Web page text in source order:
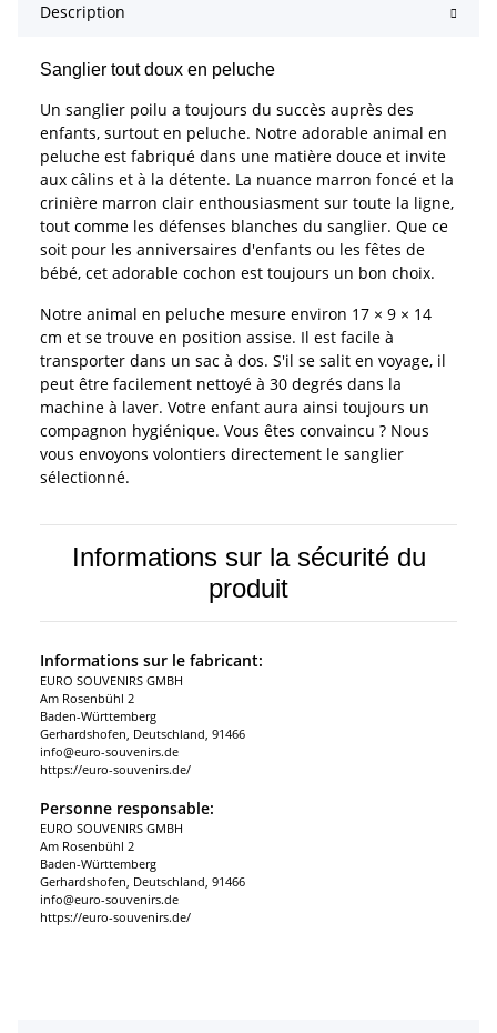
Description
Sanglier tout doux en peluche
Un sanglier poilu a toujours du succès auprès des
enfants, surtout en peluche. Notre adorable animal en
peluche est fabriqué dans une matière douce et invite
aux câlins et à la détente. La nuance marron foncé et la
crinière marron clair enthousiasment sur toute la ligne,
tout comme les défenses blanches du sanglier. Que ce
soit pour les anniversaires d'enfants ou les fêtes de
bébé, cet adorable cochon est toujours un bon choix.
Notre animal en peluche mesure environ 17 × 9 × 14
cm et se trouve en position assise. Il est facile à
transporter dans un sac à dos. S'il se salit en voyage, il
peut être facilement nettoyé à 30 degrés dans la
machine à laver. Votre enfant aura ainsi toujours un
compagnon hygiénique. Vous êtes convaincu ? Nous
vous envoyons volontiers directement le sanglier
sélectionné.
Informations sur la sécurité du
produit
Informations sur le fabricant:
EURO SOUVENIRS GMBH
Am Rosenbühl 2
Baden-Württemberg
Gerhardshofen, Deutschland, 91466
info@euro-souvenirs.de
https://euro-souvenirs.de/
Personne responsable:
EURO SOUVENIRS GMBH
Am Rosenbühl 2
Baden-Württemberg
Gerhardshofen, Deutschland, 91466
info@euro-souvenirs.de
https://euro-souvenirs.de/